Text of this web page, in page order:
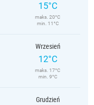
15°C
maks. 20°C
min. 11°C
Wrzesień
12°C
maks. 17°C
min. 9°C
Grudzień